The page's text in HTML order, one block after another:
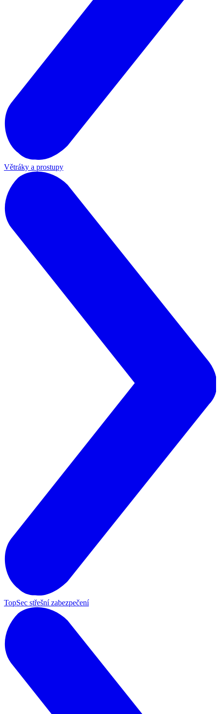
Větráky a prostupy
TopSec střešní zabezpečení